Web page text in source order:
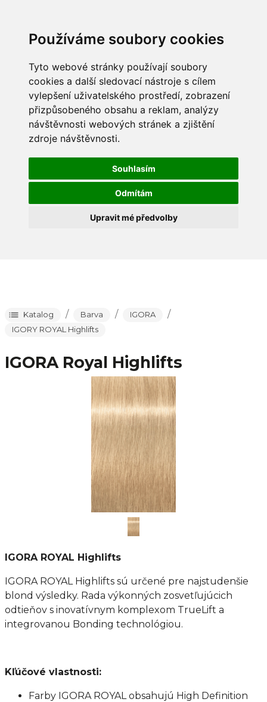
Používáme soubory cookies
Tyto webové stránky používají soubory
cookies a další sledovací nástroje s cílem
vylepšení uživatelského prostředí, zobrazení
přizpůsobeného obsahu a reklam, analýzy
návštěvnosti webových stránek a zjištění
zdroje návštěvnosti.
Souhlasím
Odmítám
Upravit mé předvolby
Katalog / Barva / IGORA /
IGORY ROYAL Highlifts
IGORA Royal Highlifts
IGORA ROYAL Highlifts
IGORA ROYAL Highlifts sú určené pre najstudenšie
blond výsledky. Rada výkonných zosvetľujúcich
odtieňov s inovatívnym komplexom TrueLift a
integrovanou Bonding technológiou.
Kľúčové vlastnosti:
Farby IGORA ROYAL obsahujú High Definition